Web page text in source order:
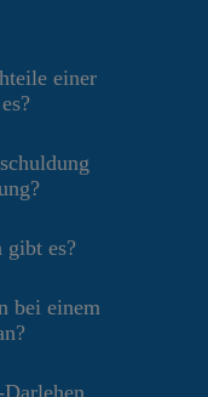
einer
gibt es?
bei einem